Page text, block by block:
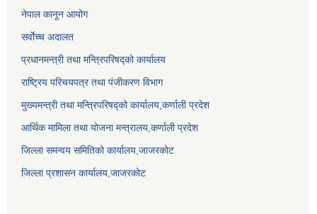
नेपाल कानून आयोग
सर्वाेच्च अदालत
प्रधानमन्त्री तथा मन्त्रिपरिषद्को कार्यालय
राष्ट्रिय परिचयपत्र तथा पंजीकरण विभाग
मुख्यमन्त्री तथा मन्त्रिपरिषद्को कार्यालय,कर्णाली प्रदेश
आर्थिक मामिला तथा योजना मन्त्रालय,कर्णाली प्रदेश
जिल्ला समन्वय समितिको कार्यालय,जाजरकाेट
जिल्ला प्रशासन कार्यालय,जाजरकोट